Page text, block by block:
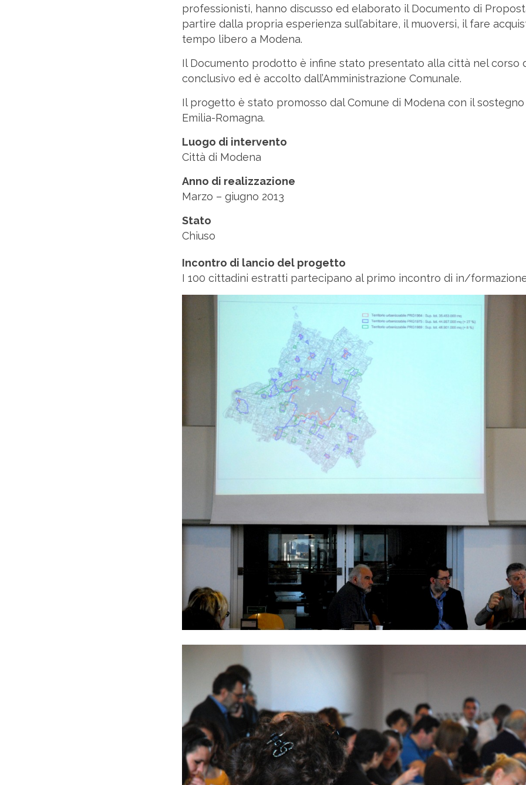
professionisti, hanno discusso ed elaborato il Documento di
partire dalla propria esperienza sull’abitare, il muoversi, il fare
tempo libero a Modena.
Il Documento prodotto è infine stato presentato alla città nel corso
conclusivo ed è accolto dall’Amministrazione Comunale.
Il progetto è stato promosso dal Comune di Modena con il
Emilia-Romagna.
Luogo di intervento
Città di Modena
Anno di realizzazione
Marzo – giugno 2013
Stato
Chiuso
Incontro di lancio del progetto
I 100 cittadini estratti partecipano al primo incontro di in/